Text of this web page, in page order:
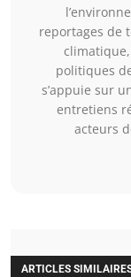
reportages de
politiques
s’appuie sur
entretiens
acteurs
ARTICLES